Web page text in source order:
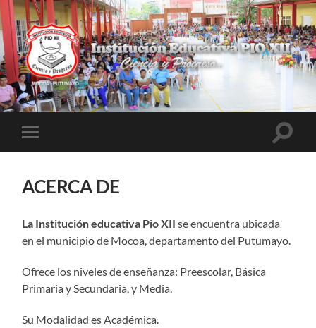
INSTITUCIÓN
EDUCATIVA
PIO
Alternar
el
ACERCA DE
La Institución educativa Pio XII se encuentra ubicada
en el municipio de Mocoa, departamento del Putumayo.
Ofrece los niveles de enseñanza: Preescolar, Básica
Primaria y Secundaria, y Media.
Su Modalidad es Académica.